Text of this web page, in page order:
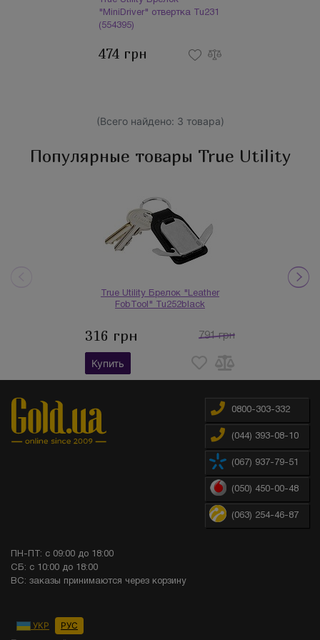
"MiniDriver" отвертка Tu231
(554395)
474 грн
(Всего найдено: 3 товара)
Популярные товары True Utility
True Utility Брелок "Leather
FobTool" Tu252black
316 грн 791 грн
Купить
0800-303-332
(044) 393-08-10
(067) 937-79-51
(050) 450-00-48
(063) 254-46-87
ПН-ПТ: с 09:00 до 18:00
СБ: с 10:00 до 18:00
ВС: заказы принимаются через корзину
УКР
РУС